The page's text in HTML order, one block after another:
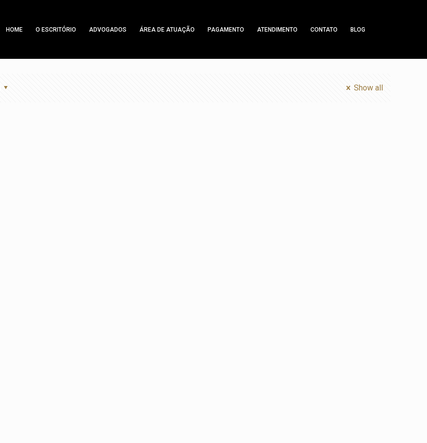
HOME O ESCRITÓRIO ADVOGADOS ÁREA DE ATUAÇÃO PAGAMENTO ATENDIMENTO CONTATO BLOG
Show all